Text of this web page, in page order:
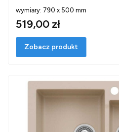
wymiary: 790 x 500 mm
519,00 zł
Zobacz produkt